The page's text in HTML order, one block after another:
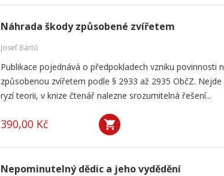
Náhrada škody způsobené zvířetem
Josef Bártů
Publikace pojednává o předpokladech vzniku povinnosti
způsobenou zvířetem podle § 2933 až 2935 ObčZ.
ryzí teorii, v knize čtenář nalezne srozumitelná řešení...
390,00 Kč
Nepominutelný dědic a jeho vydědění